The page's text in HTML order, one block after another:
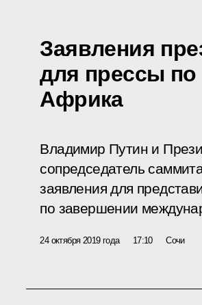
Заявления
для прессы по
Африка
Владимир Путин и
сопредседатель
заявления для
по завершении
24 октября 2019 года 17:10 Сочи